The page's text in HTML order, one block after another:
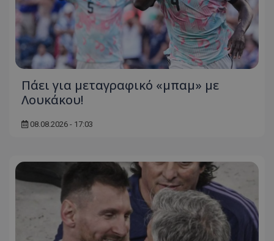
Πάει για μεταγραφικό «μπαμ» με
Λουκάκου!
08.08.2026 - 17:03